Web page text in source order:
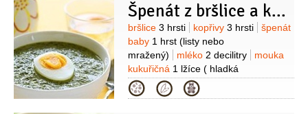
Špenát z bršlice a kopřivy
Suroviny
bršlice 3 hrsti kopřivy 3 hrsti
špenát
baby 1 hrst (listy nebo
mražený)
mléko 2 decilitry
mouka
kukuřičná 1 lžíce ( hladká
)
cibule olej olivový
mořská
česnek
Kategorie